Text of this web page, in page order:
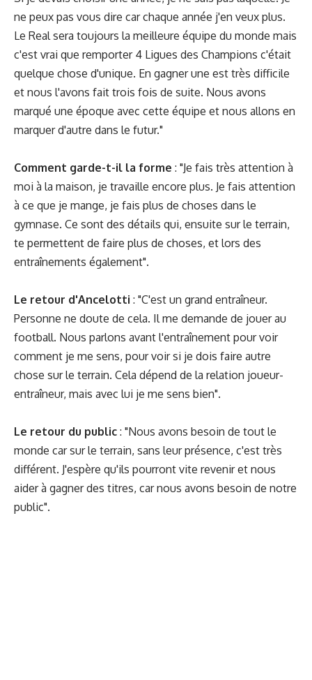
ne peux pas vous dire car chaque année j'en veux plus.
Le Real sera toujours la meilleure équipe du monde mais
c'est vrai que remporter 4 Ligues des Champions c'était
quelque chose d'unique. En gagner une est très difficile
et nous l'avons fait trois fois de suite. Nous avons
marqué une époque avec cette équipe et nous allons en
marquer d'autre dans le futur."
Comment garde-t-il la forme : "Je fais très attention à
moi à la maison, je travaille encore plus. Je fais attention
à ce que je mange, je fais plus de choses dans le
gymnase. Ce sont des détails qui, ensuite sur le terrain,
te permettent de faire plus de choses, et lors des
entraînements également".
Le retour d'Ancelotti : "C'est un grand entraîneur.
Personne ne doute de cela. Il me demande de jouer au
football. Nous parlons avant l'entraînement pour voir
comment je me sens, pour voir si je dois faire autre
chose sur le terrain. Cela dépend de la relation joueur-
entraîneur, mais avec lui je me sens bien".
Le retour du public : "Nous avons besoin de tout le
monde car sur le terrain, sans leur présence, c'est très
différent. J'espère qu'ils pourront vite revenir et nous
aider à gagner des titres, car nous avons besoin de notre
public".